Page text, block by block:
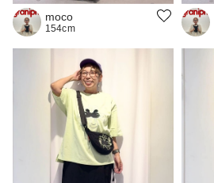
moco
154cm